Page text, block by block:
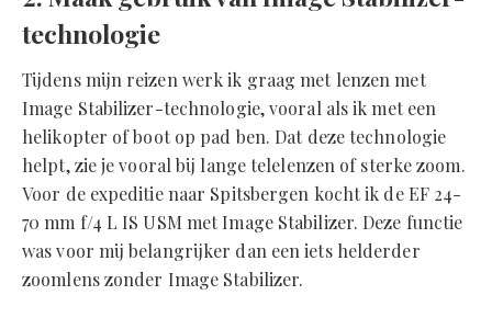
technologie
Tijdens mijn reizen werk ik graag met lenzen met
Image Stabilizer-technologie, vooral als ik met een
helikopter of boot op pad ben. Dat deze technologie
helpt, zie je vooral bij lange telelenzen of sterke zoom.
Voor de expeditie naar Spitsbergen kocht ik de EF 24-
70 mm f/4 L IS USM met Image Stabilizer. Deze functie
was voor mij belangrijker dan een iets helderder
zoomlens zonder Image Stabilizer.